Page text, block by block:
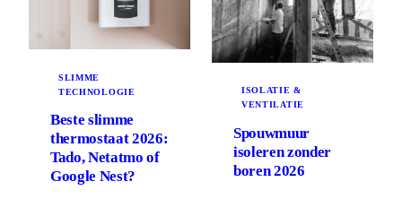
SLIMME
TECHNOLOGIE
Beste slimme
thermostaat 2026:
Tado, Netatmo of
Google Nest?
ISOLATIE &
VENTILATIE
Spouwmuur
isoleren zonder
boren 2026